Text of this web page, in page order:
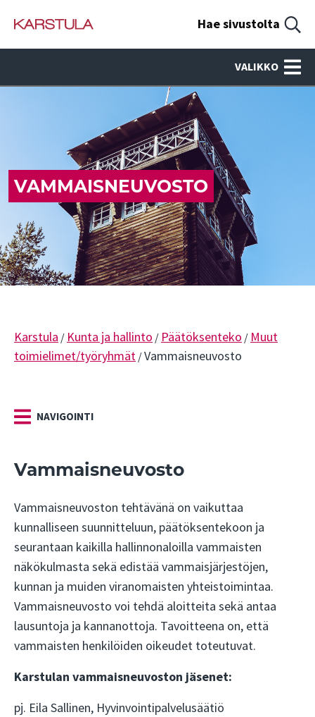
Hae sivustolta
VALIKKO
VAMMAISNEUVOSTO
Karstula / Kunta ja hallinto / Päätöksenteko / Muut
toimielimet/työryhmät/Vammaisneuvosto
NAVIGOINTI
Vammaisneuvosto
Vammaisneuvoston tehtävänä on vaikuttaa
kunnalliseen suunnitteluun, päätöksentekoon ja
seurantaan kaikilla hallinnonaloilla vammaisten
näkökulmasta sekä edistää vammaisjärjestöjen,
kunnan ja muiden viranomaisten yhteistoimintaa.
Vammaisneuvosto voi tehdä aloitteita sekä antaa
lausuntoja ja kannanottoja. Tavoitteena on, että
vammaisten henkilöiden oikeudet toteutuvat.
Karstulan vammaisneuvoston jäsenet:
pj. Eila Sallinen, Hyvinvointipalvelusäätiö